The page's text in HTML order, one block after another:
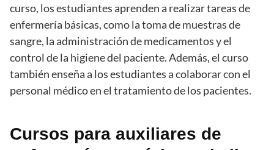
curso, los estudiantes aprenden a realizar tareas de
enfermería básicas, como la toma de muestras de
sangre, la administración de medicamentos y el
control de la higiene del paciente. Además, el curso
también enseña a los estudiantes a colaborar con el
personal médico en el tratamiento de los pacientes.
Cursos para auxiliares de